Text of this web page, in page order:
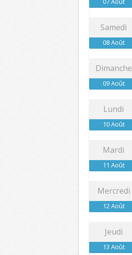
Samedi
08 Août
Dimanche
09 Août
Lundi
10 Août
Mardi
11 Août
Mercredi
12 Août
Jeudi
13 Août